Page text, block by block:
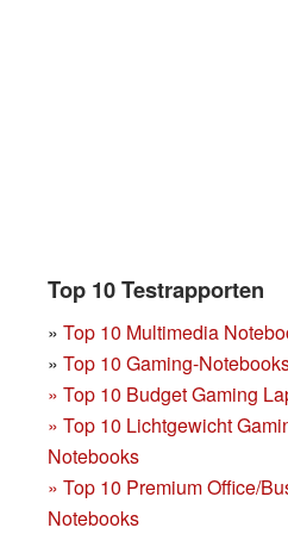
Top 10 Testrapporten
» Top 10 Multimedia
» Top 10 Gaming-
» Top 10 Budget Gaming
» Top 10 Lichtgewicht
Notebooks
» Top 10 Premium Office/
Notebooks